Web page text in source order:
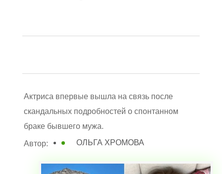
Актриса впервые вышла на связь после
скандальных подробностей о спонтанном
браке бывшего мужа.
Автор: ОЛЬГА ХРОМОВА